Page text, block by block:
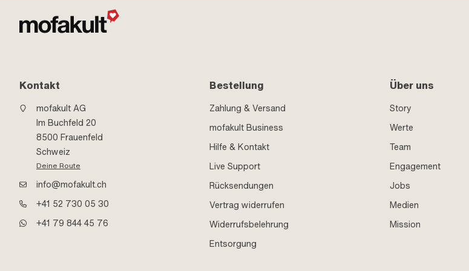
Kontakt
mofakult AG
Im Buchfeld 20
8500 Frauenfeld
Schweiz
Deine Route
info@mofakult.ch
+41 52 730 05 30
+41 79 844 45 76
Bestellung
Zahlung & Versand
mofakult Business
Hilfe & Kontakt
Live Support
Rücksendungen
Vertrag widerrufen
Widerrufsbelehrung
Entsorgung
Über uns
Story
Werte
Team
Engagement
Jobs
Medien
Mission